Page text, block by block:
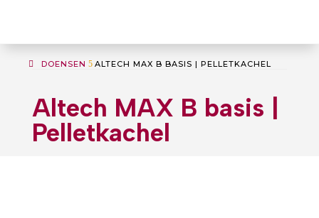
DOENSEN 5 ALTECH MAX B BASIS | PELLETKACHEL
Altech MAX B basis |
Pelletkachel